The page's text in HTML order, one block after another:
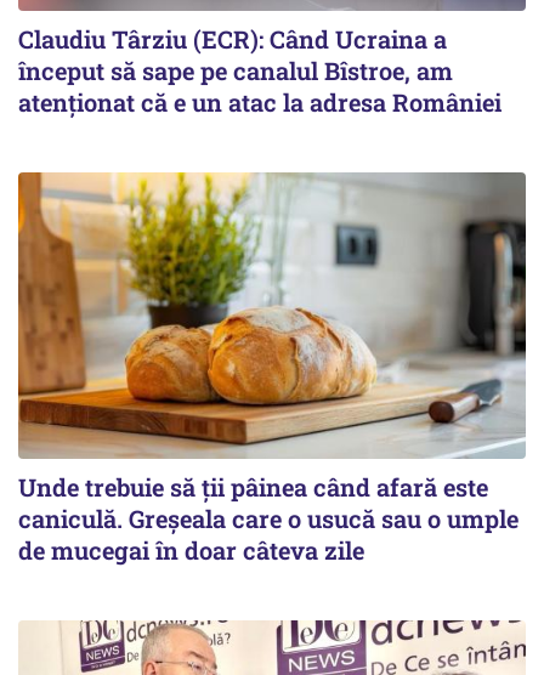
Claudiu Târziu (ECR): Când Ucraina a
început să sape pe canalul Bîstroe, am
atenționat că e un atac la adresa României
Unde trebuie să ții pâinea când afară este
caniculă. Greșeala care o usucă sau o umple
de mucegai în doar câteva zile